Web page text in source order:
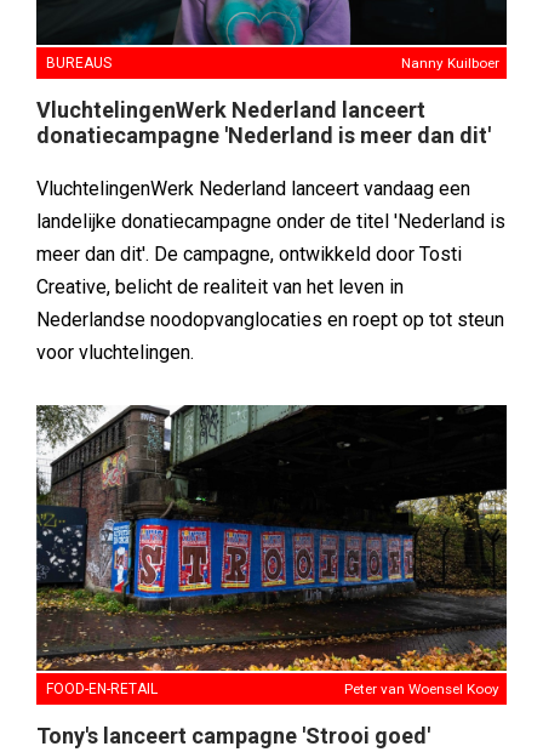
BUREAUS Nanny Kuilboer
VluchtelingenWerk Nederland lanceert
donatiecampagne 'Nederland is meer dan dit'
VluchtelingenWerk Nederland lanceert vandaag een
landelijke donatiecampagne onder de titel 'Nederland is
meer dan dit'. De campagne, ontwikkeld door Tosti
Creative, belicht de realiteit van het leven in
Nederlandse noodopvanglocaties en roept op tot steun
voor vluchtelingen.
FOOD-EN-RETAIL Peter van Woensel Kooy
Tony's lanceert campagne 'Strooi goed'